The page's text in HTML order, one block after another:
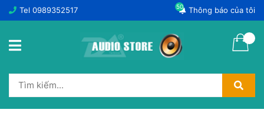
Tel 0989352517 Thông báo của tôi
50